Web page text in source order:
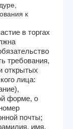
к
в торгах
требования,
открытых
лица:
форме, о
почты;
имя,